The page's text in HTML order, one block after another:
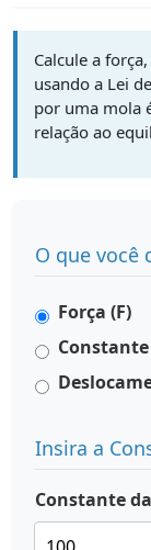
Calcule a
usando a Lei
por uma mola
relação ao
O que você
Força (F)
Insira a
Constante